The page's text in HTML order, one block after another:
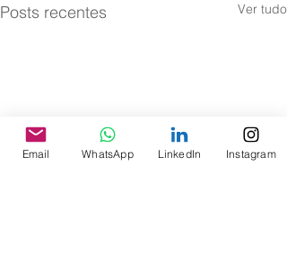
Posts recentes Ver tudo
Email WhatsApp LinkedIn Instagram